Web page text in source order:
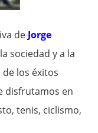
deJorge
sociedad y a la
los éxitos
disfrutamos en
tenis, ciclismo,